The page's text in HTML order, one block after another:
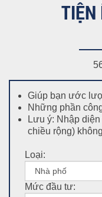
TIỆN
Giúp bạn ước
Những phần
Lưu ý: Nhập
chiều rộng)
Loại:
Mức đầu tư: